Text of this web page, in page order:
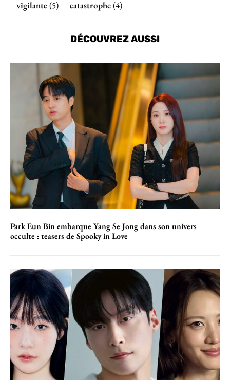
vigilante(5) catastrophe(4)
DÉCOUVREZ AUSSI
Park Eun Bin embarque Yang Se Jong dans son univers
occulte : teasers de Spooky in Love